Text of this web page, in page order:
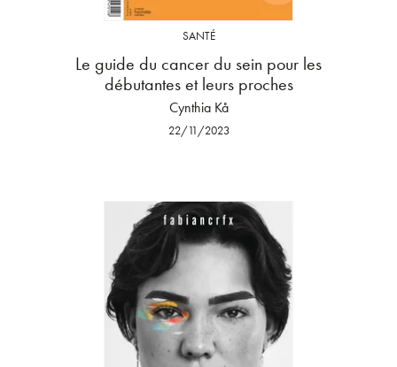
SANTÉ
Le guide du cancer du sein pour les
débutantes et leurs proches
Cynthia Kå
22/11/2023